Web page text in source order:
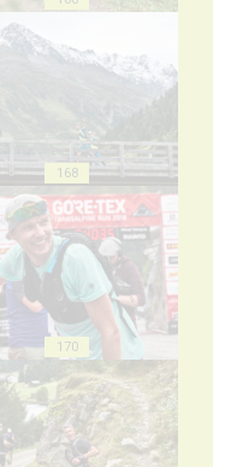
168
170